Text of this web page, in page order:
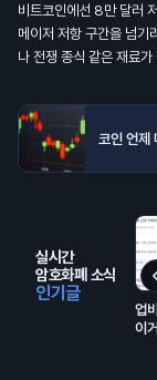
비트코인에선 8만 달러
메이저 저항 구간을 넘
나 전쟁 종식 같은 재료
코인 언제
실시간
암호화폐 소식
인기글
업
이